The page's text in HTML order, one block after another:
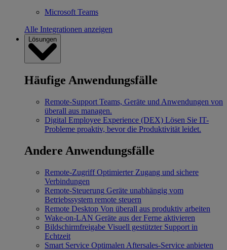
Microsoft Teams
Alle Integrationen anzeigen
Lösungen
Häufige Anwendungsfälle
Remote-Support Teams, Geräte und Anwendungen von
überall aus managen.
Digital Employee Experience (DEX) Lösen Sie IT-
Probleme proaktiv, bevor die Produktivität leidet.
Andere Anwendungsfälle
Remote-Zugriff Optimierter Zugang und sichere
Verbindungen
Remote-Steuerung Geräte unabhängig vom
Betriebssystem remote steuern
Remote Desktop Von überall aus produktiv arbeiten
Wake-on-LAN Geräte aus der Ferne aktivieren
Bildschirmfreigabe Visuell gestützter Support in
Echtzeit
Smart Service Optimalen Aftersales-Service anbieten